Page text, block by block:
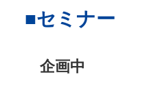
■セミナー
企画中